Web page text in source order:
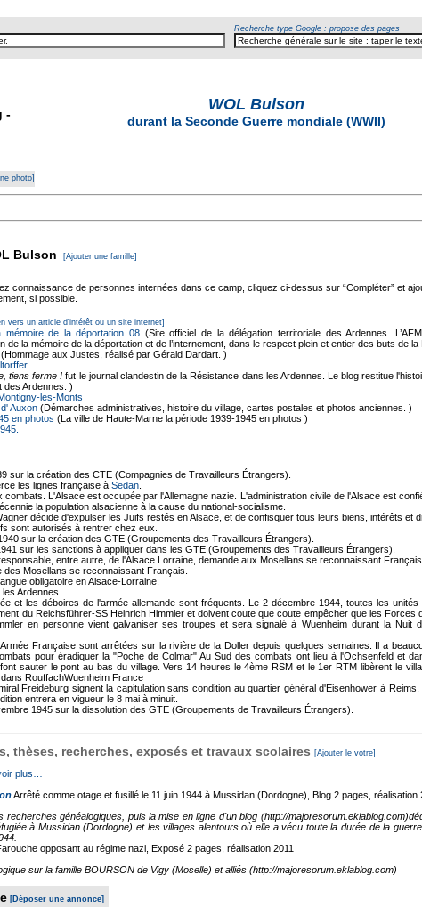
Recherche type Google : propose des pages
-
WOL Bulson
durant la Seconde Guerre mondiale (WWII)
photo]
Bulson [Ajouter une famille]
connaissance de personnes internées dans ce camp, cliquez ci-dessus sur “Compléter” et
si possible.
vers un article d'intérêt ou un site internet]
de la déportation 08 (Site officiel de la délégation territoriale des Ardennes.
de la mémoire de la déportation et de l’internement, dans le respect plein et entier des buts de
(Hommage aux Justes, réalisé par Gérald Dardart. )
tiens ferme ! fut le journal clandestin de la Résistance dans les Ardennes. Le blog restitue
des Ardennes. )
les-Monts
Auxon (Démarches administratives, histoire du village, cartes postales et photos anciennes. )
en photos (La ville de Haute-Marne la période 1939-1945 en photos )
sur la création des CTE (Compagnies de Travailleurs Étrangers).
les lignes française à Sedan
combats. L'Alsace est occupée par l'Allemagne nazie. L'administration civile de l'Alsace est
la population alsacienne à la cause du national-socialisme.
décide d'expulser les Juifs restés en Alsace, et de confisquer tous leurs biens, intérêts et
sont autorisés à rentrer chez eux.
sur la création des GTE (Groupements des Travailleurs Étrangers).
sur les sanctions à appliquer dans les GTE (Groupements des Travailleurs Étrangers).
entre autre, de l'Alsace Lorraine, demande aux Mosellans se reconnaissant
Mosellans se reconnaissant Français.
obligatoire en Alsace-Lorraine.
Ardennes.
et les déboires de l'armée allemande sont fréquents. Le 2 décembre 1944, toutes les
du Reichsführer-SS Heinrich Himmler et doivent coute que coute empêcher que les Forces
en personne vient galvaniser ses troupes et sera signalé à Wuenheim durant la
Française sont arrêtées sur la rivière de la Doller depuis quelques semaines. Il a
pour éradiquer la "Poche de Colmar" Au Sud des combats ont lieu à l'Ochsenfeld et
sauter le pont au bas du village. Vers 14 heures le 4ème RSM et le 1er RTM libèrent le
RouffachWuenheim France
Freideburg signent la capitulation sans condition au quartier général d'Eisenhower à
entrera en vigueur le 8 mai à minuit.
1945 sur la dissolution des GTE (Groupements de Travailleurs Étrangers).
thèses, recherches, exposés et travaux scolaires [Ajouter le votre]
plus…
Arrêté comme otage et fusillé le 11 juin 1944 à Mussidan (Dordogne), Blog 2 pages, réalisation
recherches généalogiques, puis la mise en ligne d'un blog (http://
à Mussidan (Dordogne) et les villages alentours où elle a vécu toute la durée de la
opposant au régime nazi, Exposé 2 pages, réalisation 2011
sur la famille BOURSON de Vigy (Moselle) et alliés (http://majoresorum.eklablog.com)
[Déposer une annonce]